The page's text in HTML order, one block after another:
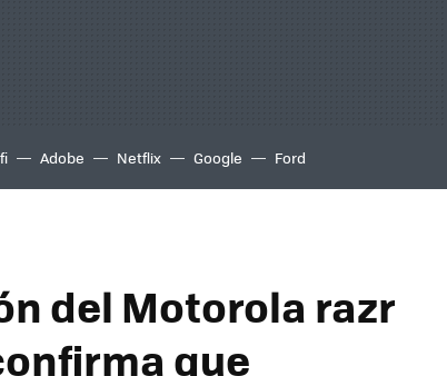
Adobe Netflix Google Ford
del Motorola razr
que